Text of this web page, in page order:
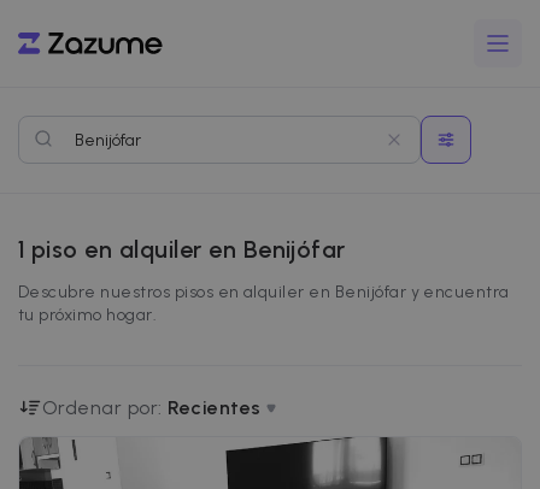
1 piso en alquiler en Benijófar
Descubre nuestros pisos en alquiler en Benijófar y encuentra
tu próximo hogar.
Ordenar por: Recientes